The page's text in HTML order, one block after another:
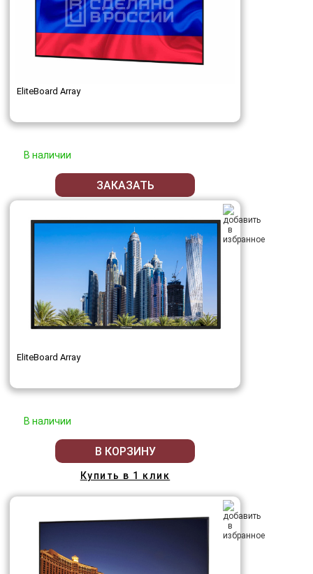
EliteBoard Array
В наличии
ЗАКАЗАТЬ
EliteBoard Array
В наличии
В КОРЗИНУ
Купить в 1 клик